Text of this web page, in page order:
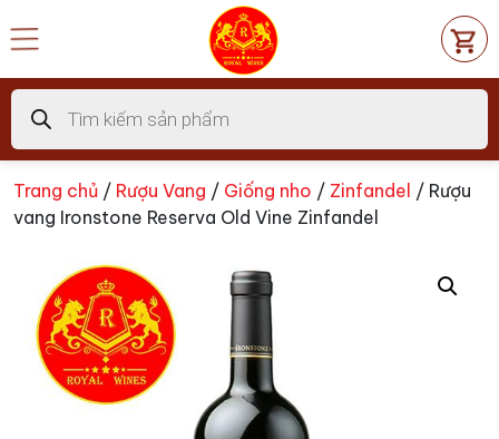
đến
dung
Tìm
kiếm
sản
phẩm
Trang chủ / Rượu Vang / Giống nho / Zinfandel / Rượu
vang Ironstone Reserva Old Vine Zinfandel